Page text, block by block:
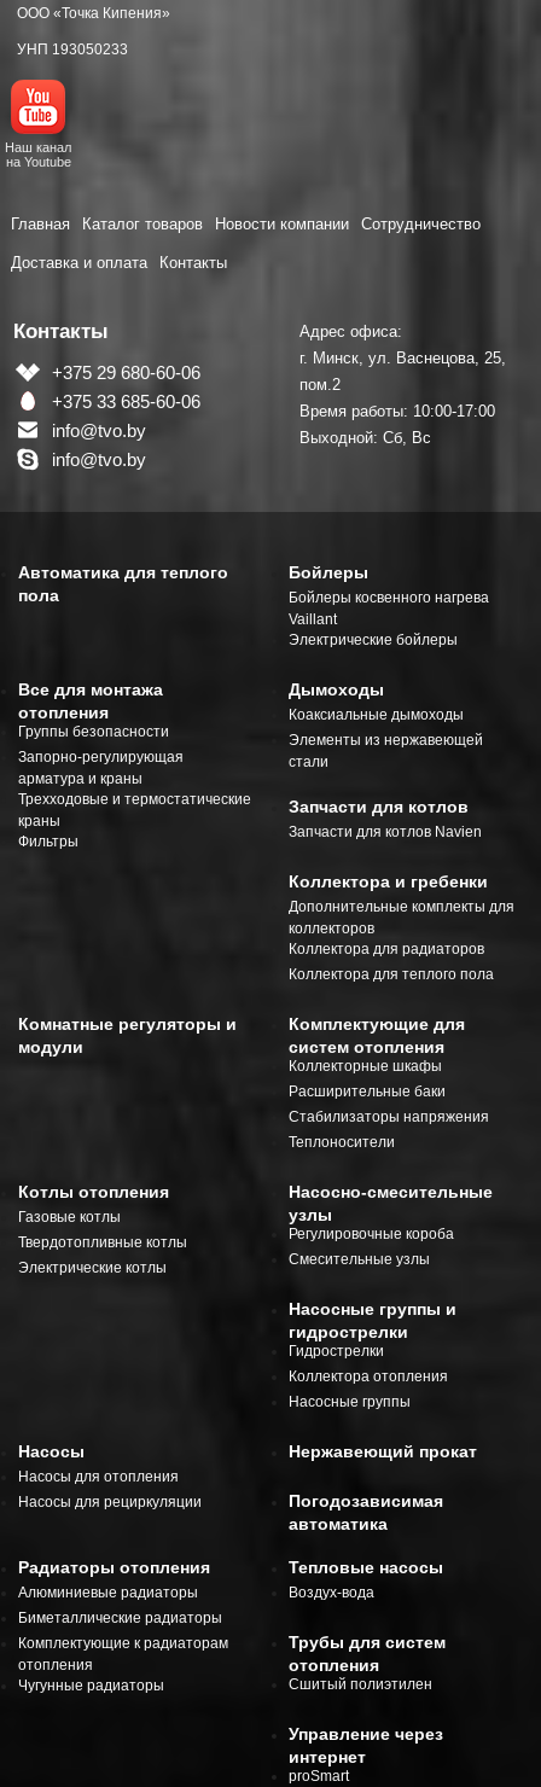
ООО «Точка Кипения»
УНП 193050233
Наш канал
на Youtube
Главная Каталог товаров Новости компании Сотрудничество
Доставка и оплата Контакты
Контакты
+375 29 680-60-06
+375 33 685-60-06
info@tvo.by
info@tvo.by
Адрес офиса:
г. Минск, ул. Васнецова, 25,
пом.2
Время работы: 10:00-17:00
Выходной: Сб, Вс
Автоматика для теплого
пола
Бойлеры
Бойлеры косвенного нагрева
Vaillant
Электрические бойлеры
Все для монтажа
отопления
Группы безопасности
Запорно-регулирующая
арматура и краны
Трехходовые и термостатические
краны
Фильтры
Дымоходы
Коаксиальные дымоходы
Элементы из нержавеющей
стали
Запчасти для котлов
Запчасти для котлов Navien
Коллектора и гребенки
Дополнительные комплекты для
коллекторов
Коллектора для радиаторов
Коллектора для теплого пола
Комнатные регуляторы и
модули
Комплектующие для
систем отопления
Коллекторные шкафы
Расширительные баки
Стабилизаторы напряжения
Теплоносители
Котлы отопления
Газовые котлы
Твердотопливные котлы
Электрические котлы
Насосно-смесительные
узлы
Регулировочные короба
Смесительные узлы
Насосные группы и
гидрострелки
Гидрострелки
Коллектора отопления
Насосные группы
Насосы
Насосы для отопления
Насосы для рециркуляции
Нержавеющий прокат
Погодозависимая
автоматика
Радиаторы отопления
Алюминиевые радиаторы
Биметаллические радиаторы
Комплектующие к радиаторам
отопления
Чугунные радиаторы
Тепловые насосы
Воздух-вода
Трубы для систем
отопления
Сшитый полиэтилен
Управление через
интернет
proSmart